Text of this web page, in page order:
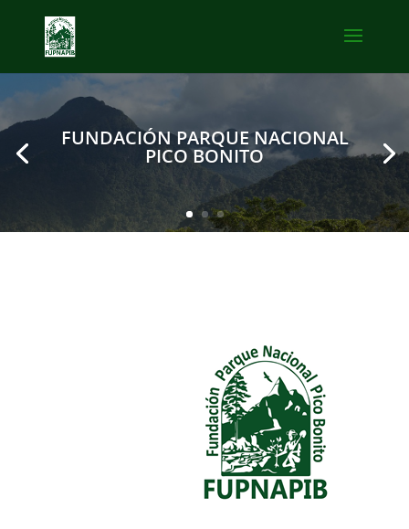
FUNDACIÓN PARQUE NACIONAL
PICO BONITO